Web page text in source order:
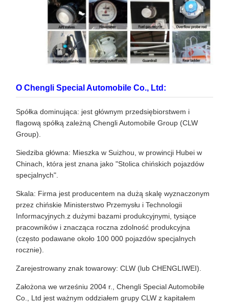
O Chengli Special Automobile Co., Ltd:
Spółka dominująca: jest głównym przedsiębiorstwem i
flagową spółką zależną Chengli Automobile Group (CLW
Group).
Siedziba główna: Mieszka w Suizhou, w prowincji Hubei w
Chinach, która jest znana jako "Stolica chińskich pojazdów
specjalnych".
Skala: Firma jest producentem na dużą skalę wyznaczonym
przez chińskie Ministerstwo Przemysłu i Technologii
Informacyjnych.z dużymi bazami produkcyjnymi, tysiące
pracowników i znacząca roczna zdolność produkcyjna
(często podawane około 100 000 pojazdów specjalnych
rocznie).
Zarejestrowany znak towarowy: CLW (lub CHENGLIWEI).
Założona we wrześniu 2004 r., Chengli Special Automobile
Co., Ltd jest ważnym oddziałem grupy CLW z kapitałem